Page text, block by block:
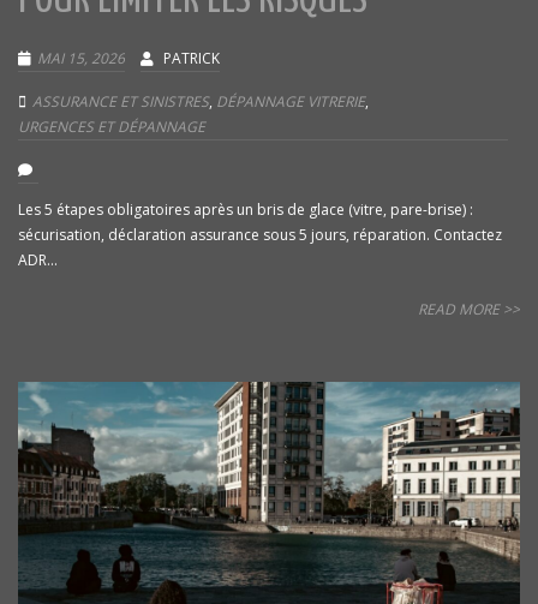
MAI 15, 2026 PATRICK
ASSURANCE ET SINISTRES, DÉPANNAGE VITRERIE,
URGENCES ET DÉPANNAGE
Les 5 étapes obligatoires après un bris de glace (vitre, pare-brise) :
sécurisation, déclaration assurance sous 5 jours, réparation. Contactez
ADR...
READ MORE >>